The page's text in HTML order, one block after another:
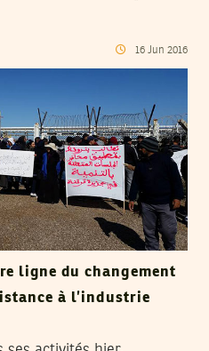
16 Jun 2016
ligne du changement
à l’industrie